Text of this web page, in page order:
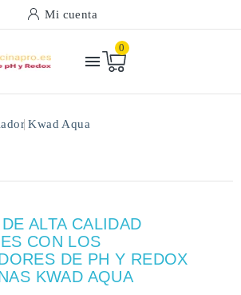
Mi cuenta

0
Kwad Aqua
ALTA CALIDAD
CON LOS
DE PH Y REDOX
KWAD AQUA